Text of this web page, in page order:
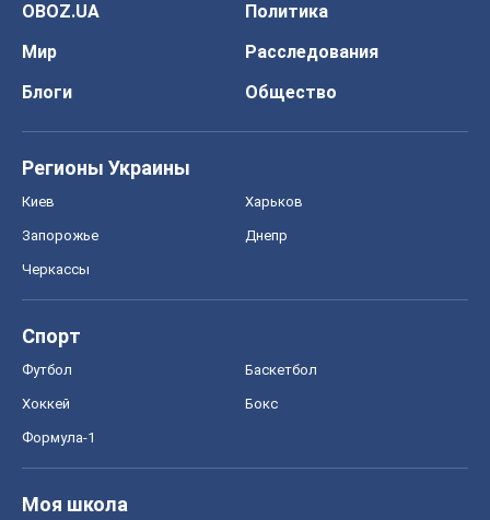
OBOZ.UA
Политика
Мир
Расследования
Блоги
Общество
Регионы Украины
Киев Харьков
Запорожье Днепр
Черкассы
Спорт
Футбол Баскетбол
Хоккей Бокс
Формула-1
Моя школа